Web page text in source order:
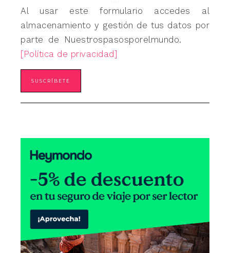
Al usar este formulario accedes al
almacenamiento y gestión de tus datos por
parte de Nuestrospasosporelmundo.
[Política de privacidad]